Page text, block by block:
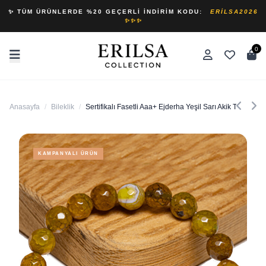
✨ TÜM ÜRÜNLERDE %20 GEÇERLI İNDIRIM KODU:
ERILSA2026
✨✨✨
0
Anasayfa / Bileklik / Sertifikalı Fasetli Aaa+ Ejderha Yeşil Sarı Akik Taşı
KAMPANYALI ÜRÜN